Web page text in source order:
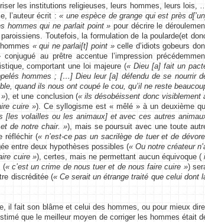
les institutions religieuses, leurs hommes, leurs lois, …
l’auteur écrit :« une espèce de grange qui est près
hommes qui ne parlait point » pour décrire le
Toutefois, la formulation de la poularde(et
« qui ne parlai[t] point »celle d’idiots gobeurs
conjugué au prêtre accentue l’impression
comportant une loi majeure (« Dieu [a] fait un
hommes ; […] Dieu leur [a] défendu de se nourrir
quand ils nous ont coupé le cou, qu’il ne reste
), et une conclusion (« ils désobéissent donc visiblement
cuire »). Ce syllogisme est « mêlé » à un deuxième
[les volailles ou les animaux] et avec ces autres
de notre chair. »), mais se poursuit avec une toute
réfléchir (« n’est-ce pas un sacrilège de tuer et de
entre deux hypothèses possibles (« Ou notre créateur
cuire »), certes, mais ne permettant aucun équivoque (
(« c’est un crime de nous tuer et de nous faire cuire »)
discréditée (« Ce serait un étrange traité que celui dont
fait son blâme et celui des hommes, ou pour mieux dire,
que le meilleur moyen de corriger les hommes était